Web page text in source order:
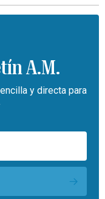
A.M.
y directa para